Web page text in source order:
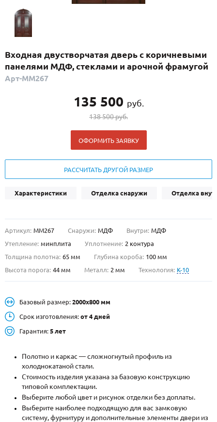
С реечным дизайном(29)
ПО НАЗНАЧЕНИЮ
ПО КОНСТРУКЦИИ
ДВЕРИ С ТЕРМОРАЗРЫВОМ
ГАЛЕРЕЯ
ОПЛАТА
ДОСТАВКА
О НАС
КОНТАКТЫ
НАЙТИ:
ПН-СБ - с 9:00 до 21:00, ВС - до 19:00
INFO@META-M.RU
ЗАПРОСИТЬ РАСЧЕТ
Каталог Распродажа Как купить
Входная двустворчатая дверь с коричневыми
панелями МДФ, стеклами и арочной фрамугой
Арт-ММ267
135 500 руб.
138 500 руб.
ОФОРМИТЬ ЗАЯВКУ
РАССЧИТАТЬ ДРУГОЙ РАЗМЕР
Характеристики Отделка снаружи Отделка
Артикул: ММ267 Снаружи: МДФ Внутри: МДФ
Утепление: минплита Уплотнение: 2 контура
Толщина полотна: 65 мм Глубина короба: 100 мм
Высота порога: 44 мм Металл: 2 мм Технология: K-10
Базовый размер: 2000х800 мм
Срок изготовления: от 4 дней
Гарантия: 5 лет
Полотно и каркас — сложногнутый профиль из
холоднокатаной стали.
Стоимость изделия указана за базовую конструкцию
типовой комплектации.
Выберите любой цвет и рисунок отделки без доплаты.
Выберите наиболее подходящую для вас замковую
систему, фурнитуру и дополнительные элементы двери из